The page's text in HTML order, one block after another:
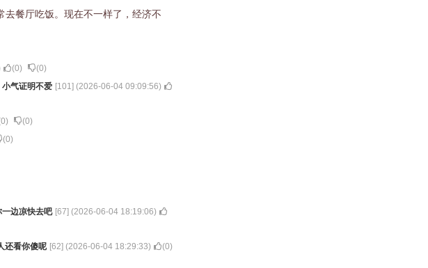
餐厅吃饭。现在不一样了，经济不
(0) (0)
小气证明不爱 [101] (2026-06-04 09:09:56)
0) (0)
(0)
一边凉快去吧 [67] (2026-06-04 18:19:06)
还看你傻呢 [62] (2026-06-04 18:29:33) (0)